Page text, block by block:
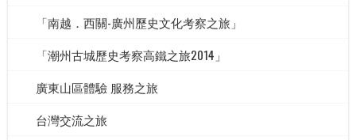
「南越．西關-廣州歷史文化考察之旅」
「潮州古城歷史考察高鐵之旅2014」
廣東山區體驗 服務之旅
台灣交流之旅